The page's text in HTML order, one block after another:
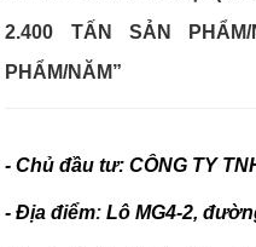
2.400 TẤN SẢN
PHẨM/NĂM”
- Chủ đầu tư: CÔNG TY
- Địa điểm: Lô MG4-2,